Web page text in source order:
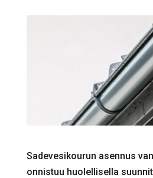
Sadevesikourun asennus
onnistuu huolellisella